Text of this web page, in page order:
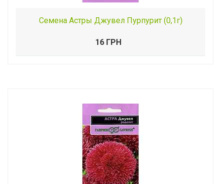
Семена Астры Джувел Пурпурит (0,1г)
16 ГРН